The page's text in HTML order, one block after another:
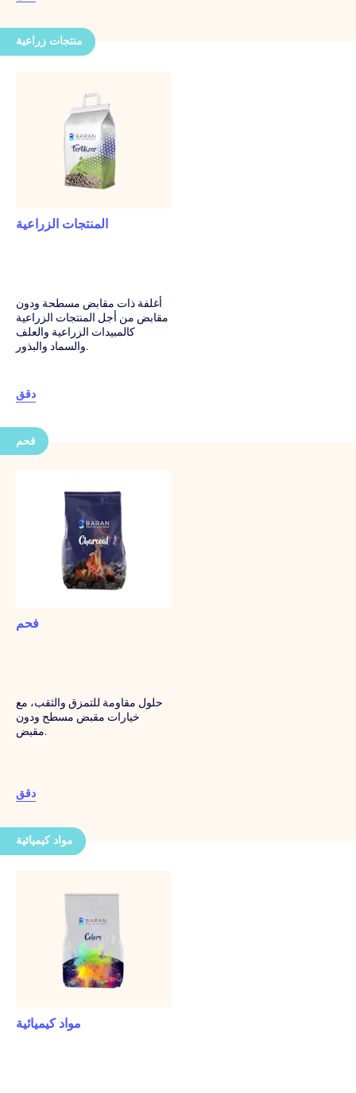
منتجات زراعية
المنتجات الزراعية
أغلفة ذات مقابض مسطحة ودون
مقابض من أجل المنتجات الزراعية
كالمبيدات الزراعية والعلف
والسماد والبذور.
دقق
فحم
فحم
حلول مقاومة للتمزق والثقب، مع
خيارات مقبض مسطح ودون
مقبض.
دقق
مواد كيميائية
مواد كيميائية